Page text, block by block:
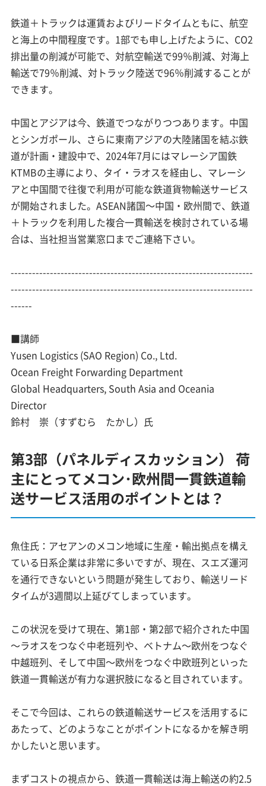
鉄道＋トラックは運賃およびリードタイムともに、航空
と海上の中間程度です。1部でも申し上げたように、CO2
排出量の削減が可能で、対航空輸送で99％削減、対海上
輸送で79％削減、対トラック陸送で96％削減することが
できます。
中国とアジアは今、鉄道でつながりつつあります。中国
とシンガポール、さらに東南アジアの大陸諸国を結ぶ鉄
道が計画・建設中で、2024年7月にはマレーシア国鉄
KTMBの主導により、タイ・ラオスを経由し、マレーシ
アと中国間で往復で利用が可能な鉄道貨物輸送サービス
が開始されました。ASEAN諸国～中国・欧州間で、鉄道
＋トラックを利用した複合一貫輸送を検討されている場
合は、当社担当営業窓口までご連絡下さい。
--------------------------------------------------------------------
--------------------------------------------------------------------
------
■講師
Yusen Logistics (SAO Region) Co., Ltd.
Ocean Freight Forwarding Department
Global Headquarters, South Asia and Oceania
Director
鈴村 崇（すずむら たかし）氏
第3部（パネルディスカッション） 荷
主にとってメコン･欧州間一貫鉄道輸
送サービス活用のポイントとは？
魚住氏：アセアンのメコン地域に生産・輸出拠点を構え
ている日系企業は非常に多いですが、現在、スエズ運河
を通行できないという問題が発生しており、輸送リード
タイムが3週間以上延びてしまっています。
この状況を受けて現在、第1部・第2部で紹介された中国
～ラオスをつなぐ中老班列や、ベトナム～欧州をつなぐ
中越班列、そして中国～欧州をつなぐ中欧班列といった
鉄道一貫輸送が有力な選択肢になると目されています。
そこで今回は、これらの鉄道輸送サービスを活用するに
あたって、どのようなことがポイントになるかを解き明
かしたいと思います。
まずコストの視点から、鉄道一貫輸送は海上輸送の約2.5